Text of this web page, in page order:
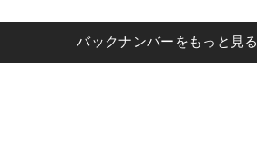
バックナンバーをもっと見る